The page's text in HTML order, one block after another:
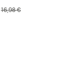
16,98 €